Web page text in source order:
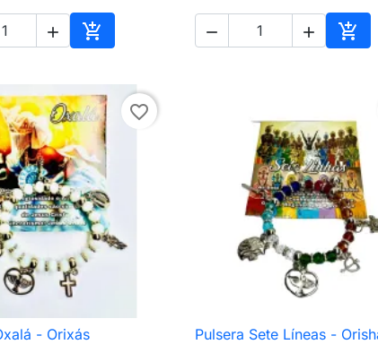
 
Añadir al carrito
  
favorite_border
Vista rápida
- Orixás  Vista rápida
Pulsera Sete Líneas -